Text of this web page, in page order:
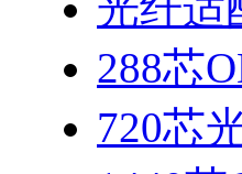
288芯
720芯